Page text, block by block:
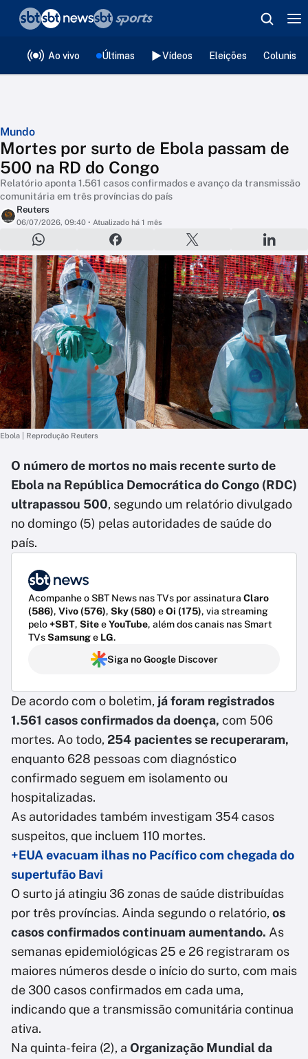
Ao vivo Últimas Vídeos Eleições
Mundo
Mortes por surto de Ebola passam de
500 na RD do Congo
Relatório aponta 1.561 casos confirmados e avanço da transmissão
comunitária em três províncias do país
Reuters
06/07/2026, 09:40 • Atualizado há 1 mês
Ebola | Reprodução Reuters
O número de mortos no mais recente surto de
Ebola na República Democrática do Congo (RDC)
ultrapassou 500, segundo um relatório divulgado
no domingo (5) pelas autoridades de saúde do
país.
Acompanhe o SBT News nas TVs por assinatura Claro
(586), Vivo (576), Sky (580) eOi (175), via streaming
pelo+SBT, SiteeYouTube, além dos canais nas Smart
TVsSamsunge LG.
Siga no Google Discover
De acordo com o boletim, já foram registrados
1.561 casos confirmados da doença, com 506
mortes. Ao todo, 254 pacientes se recuperaram,
enquanto 628 pessoas com diagnóstico
confirmado seguem em isolamento ou
hospitalizadas.
As autoridades também investigam 354 casos
suspeitos, que incluem 110 mortes.
+EUA evacuam ilhas no Pacífico com chegada do
supertufão Bavi
O surto já atingiu 36 zonas de saúde distribuídas
por três províncias. Ainda segundo o relatório, os
casos confirmados continuam aumentando. As
semanas epidemiológicas 25 e 26 registraram os
maiores números desde o início do surto, com mais
de 300 casos confirmados em cada uma,
indicando que a transmissão comunitária continua
ativa.
Na quinta-feira (2), a Organização Mundial da
❮voltar
Editorias